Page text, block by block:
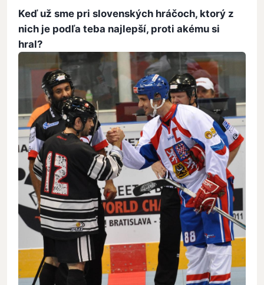
Keď už sme pri slovenských hráčoch, ktorý z
nich je podľa teba najlepší, proti akému si
hral?